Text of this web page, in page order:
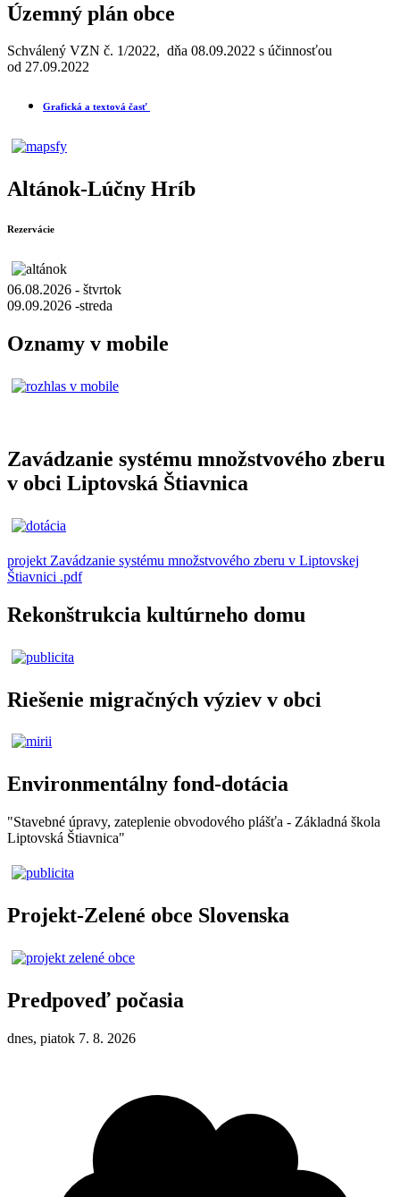
Územný plán obce
Schválený VZN č. 1/2022, dňa 08.09.2022 s účinnosťou
od 27.09.2022
Grafická a textová časť
Altánok-Lúčny Hríb
Rezervácie
06.08.2026 - štvrtok
09.09.2026 -streda
Oznamy v mobile
Zavádzanie systému množstvového zberu
v obci Liptovská Štiavnica
projekt Zavádzanie systému množstvového zberu v Liptovskej
Štiavnici .pdf
Rekonštrukcia kultúrneho domu
Riešenie migračných výziev v obci
Environmentálny fond-dotácia
"Stavebné úpravy, zateplenie obvodového plášťa - Základná škola
Liptovská Štiavnica"
Projekt-Zelené obce Slovenska
Predpoveď počasia
dnes, piatok 7. 8. 2026